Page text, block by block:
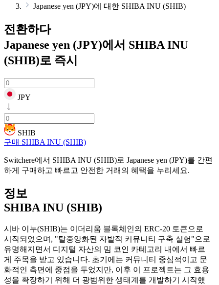
Japanese yen (JPY)에 대한 SHIBA INU (SHIB)
전환하다
Japanese yen (JPY)에서 SHIBA INU
(SHIB)로 즉시
JPY
SHIB
구매 SHIBA INU (SHIB)
Switchere에서 SHIBA INU (SHIB)로 Japanese yen (JPY)를 간편
하게 구매하고 빠르고 안전한 거래의 혜택을 누리세요.
정보
SHIBA INU (SHIB)
시바 이누(SHIB)는 이더리움 블록체인의 ERC-20 토큰으로
시작되었으며, "탈중앙화된 자발적 커뮤니티 구축 실험"으로
유명해지면서 디지털 자산의 밈 코인 카테고리 내에서 빠르
게 주목을 받고 있습니다. 초기에는 커뮤니티 중심적이고 문
화적인 측면에 중점을 두었지만, 이후 이 프로젝트는 그 효용
성을 확장하기 위해 더 광범위한 생태계를 개발하기 시작했